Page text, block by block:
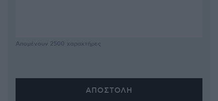
Απομένουν 2500 χαρακτήρες